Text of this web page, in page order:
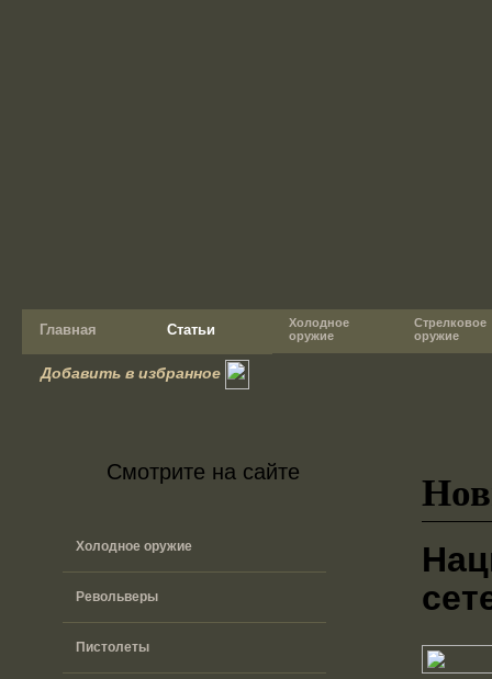
Главная Статьи
Холодное
оружие
Стрелковое
оружие
Добавить в избранное
Смотрите на сайте
Холодное оружие
Револьверы
Пистолеты